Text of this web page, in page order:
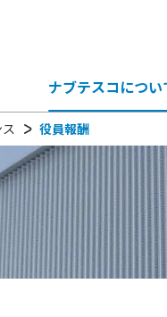
ナブテスコについ
役員報酬